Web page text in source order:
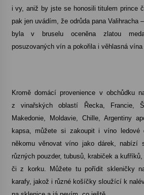
i vy, aniž by jste se honosili titulem prince
pak jen uvádím, že odrůda pana Valihracha
byla v bruselu oceněna zlatou
posuzovaných vín a pokořila i věhlasná vína
Kromě domácí provenience v obchůdku
z vinařských oblastí Řecka, Francie,
Makedonie, Moldavie, Chille, Argentiny
kapsa, můžete si zakoupit i víno ledové
někomu věnovat víno jako dárek, nabízí
různých pouzder, tubusů, krabiček a
či z korku. Můžete tu pořídit skleničky
karafy, jakož i různé košíčky sloužící k